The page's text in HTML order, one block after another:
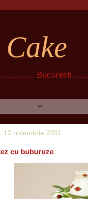
12 noiembrie 2011
cu buburuze